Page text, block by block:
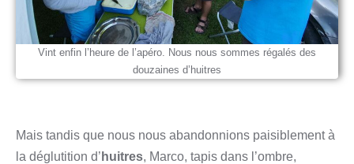
Vint enfin l’heure de l’apéro. Nous nous sommes régalés des
douzaines d’huitres
Mais tandis que nous nous abandonnions paisiblement à
la déglutition d’ huitres, Marco, tapis dans l’ombre,